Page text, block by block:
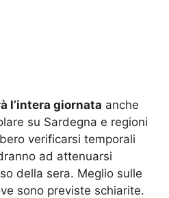
l’intera giornata anche
su Sardegna e regioni
verificarsi temporali
ad attenuarsi
della sera. Meglio sulle
sono previste schiarite.